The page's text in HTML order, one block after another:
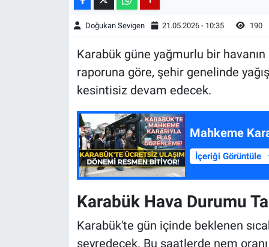
Doğukan Sevigen 21.05.2026 - 10:35 190
Karabük güne yağmurlu bir
raporuna göre, şehir genelinde
kesintisiz devam edecek.
Mahkeme
İçeriği Görüntüle
Karabük Hava Durumu
Karabük'te gün içinde beklenen
seyredecek. Bu saatlerde nem oranı